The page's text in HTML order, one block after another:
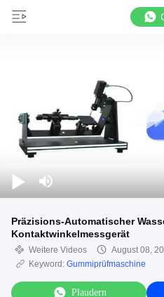
Präzisions-Automatischer
Kontaktwinkelmessgerät
Weitere Videos
August 08,
Keyword: Gummiprüfmaschine
Plaudern